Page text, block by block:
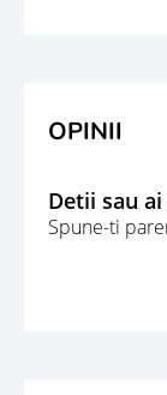
OPINII
Detii sau
Spune-ti